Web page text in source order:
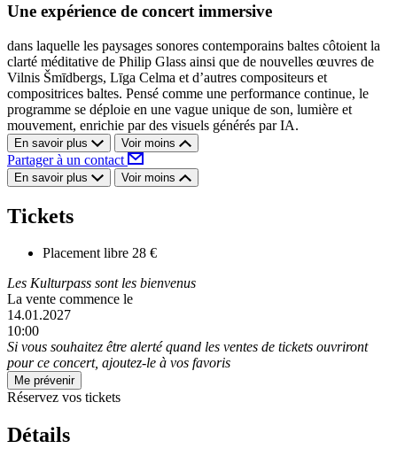
Une expérience de concert immersive
dans laquelle les paysages sonores contemporains baltes côtoient la
clarté méditative de Philip Glass ainsi que de nouvelles œuvres de
Vilnis Šmīdbergs, Līga Celma et d’autres compositeurs et
compositrices baltes. Pensé comme une performance continue, le
programme se déploie en une vague unique de son, lumière et
mouvement, enrichie par des visuels générés par IA.
En savoir plus Voir moins
Partager à un contact
En savoir plus Voir moins
Tickets
Placement libre 28 €
Les Kulturpass sont les bienvenus
La vente commence le
14.01.2027
10:00
Si vous souhaitez être alerté quand les ventes de tickets ouvriront
pour ce concert, ajoutez-le à vos favoris
Me prévenir
Réservez vos tickets
Détails